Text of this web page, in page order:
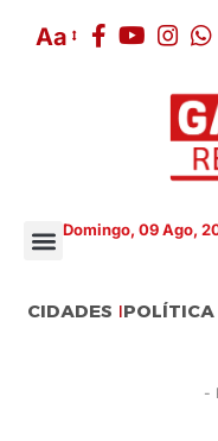
Aa
Domingo, 09 Ago,
CIDADES POLÍTICA
-